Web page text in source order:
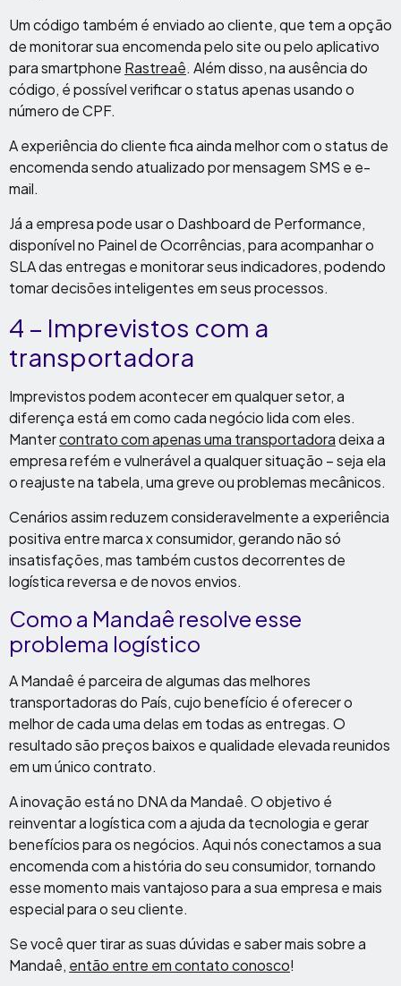
Um código também é enviado ao cliente, que tem a opção
de monitorar sua encomenda pelo site ou pelo aplicativo
para smartphone Rastreaê. Além disso, na ausência do
código, é possível verificar o status apenas usando o
número de CPF.
A experiência do cliente fica ainda melhor com o status de
encomenda sendo atualizado por mensagem SMS e e-
mail.
Já a empresa pode usar o Dashboard de Performance,
disponível no Painel de Ocorrências, para acompanhar o
SLA das entregas e monitorar seus indicadores, podendo
tomar decisões inteligentes em seus processos.
4 – Imprevistos com a
transportadora
Imprevistos podem acontecer em qualquer setor, a
diferença está em como cada negócio lida com eles.
Mantercontrato com apenas uma transportadoradeixa a
empresa refém e vulnerável a qualquer situação – seja ela
o reajuste na tabela, uma greve ou problemas mecânicos.
Cenários assim reduzem consideravelmente a experiência
positiva entre marca x consumidor, gerando não só
insatisfações, mas também custos decorrentes de
logística reversa e de novos envios.
Como a Mandaê resolveesse
problema logístico
A Mandaê é parceira de algumas das melhores
transportadoras do País, cujo benefício é oferecer o
melhor de cada uma delas em todas as entregas. O
resultado são preços baixos e qualidade elevada reunidos
em um único contrato.
A inovação está no DNA da Mandaê. O objetivo é
reinventar a logística com a ajuda da tecnologia e gerar
benefícios para os negócios. Aqui nós conectamos a sua
encomenda com a história do seu consumidor, tornando
esse momento mais vantajoso para a sua empresa e mais
especial para o seu cliente.
Se você quer tirar as suas dúvidas e saber mais sobre a
Mandaê, então entre em contato conosco!